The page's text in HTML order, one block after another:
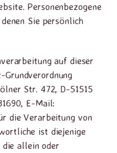
Personenbezogene
Sie persönlich
auf dieser
Grundverordnung
Str. 472, D-51515
E-Mail:
die Verarbeitung von
ist diejenige
allein oder